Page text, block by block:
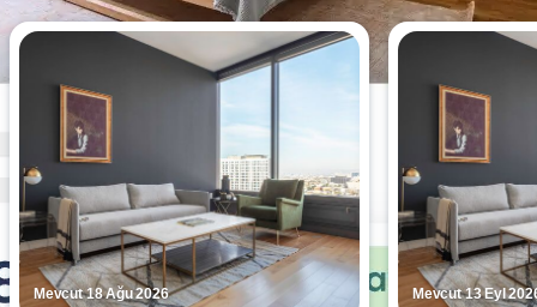
Mevcut 18 Ağu 2026 Mevcut 13 Eyl